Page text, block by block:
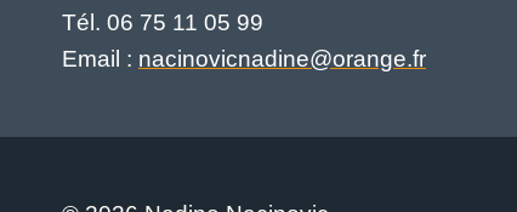
Tél. 06 75 11 05 99
Email : nacinovicnadine@orange.fr